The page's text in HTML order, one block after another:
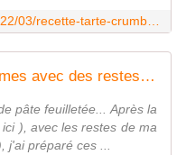
Tartelettes-muffins aux pommes avec des restes de pâte feuilletée - www.sucreetepices.com
pâte feuilletée... Après la
), avec les restes de ma
préparé ces ...